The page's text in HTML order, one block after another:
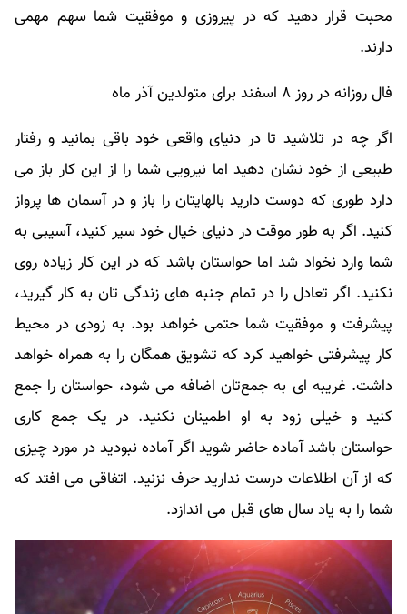
محبت قرار دهید که در پیروزی و موفقیت شما سهم مهمی
دارند.
فال روزانه در روز ۸ اسفند برای متولدین آذر ماه
اگر چه در تلاشید تا در دنیای واقعی خود باقی بمانید و رفتار
طبیعی از خود نشان دهید اما نیرویی شما را از این کار باز می
دارد طوری که دوست دارید بالهایتان را باز و در آسمان ها پرواز
کنید. اگر به طور موقت در دنیای خیال خود سیر کنید، آسیبی به
شما وارد نخواد شد اما حواستان باشد که در این کار زیاده روی
نکنید. اگر تعادل را در تمام جنبه های زندگی تان به کار گیرید،
پیشرفت و موفقیت شما حتمی خواهد بود. به زودی در محیط
کار پیشرفتی خواهید کرد که تشویق همگان را به همراه خواهد
داشت. غریبه ای به جمع‌تان اضافه می شود، حواستان را جمع
کنید و خیلی زود به او اطمینان نکنید. در یک جمع کاری
حواستان باشد آماده حاضر شوید اگر آماده نبودید در مورد چیزی
که از آن اطلاعات درست ندارید حرف نزنید. اتفاقی می افتد که
شما را به یاد سال های قبل می اندازد.